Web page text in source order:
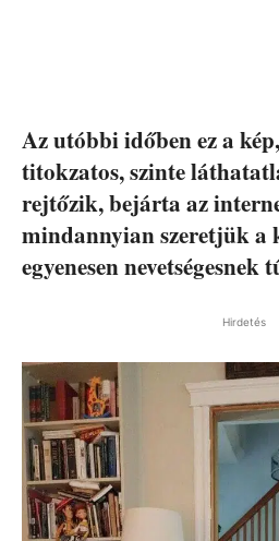
Az utóbbi időben ez a
titokzatos, szinte
rejtőzik, bejárta az
mindannyian szeretjük a
egyenesen nevetségesnek
Hirdetés